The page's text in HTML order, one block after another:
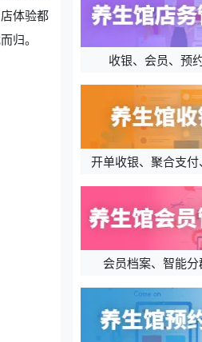
体验都
归。
收银、会员、预
开单收银、聚合支
会员档案、智能